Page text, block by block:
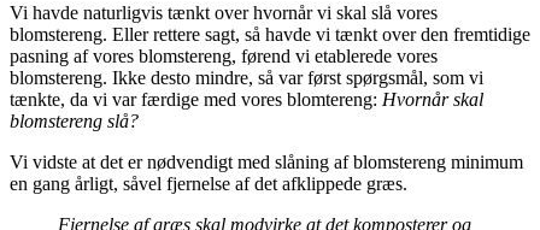
Vi havde naturligvis tænkt over hvornår vi skal slå vores
blomstereng. Eller rettere sagt, så havde vi tænkt over den fremtidige
pasning af vores blomstereng, førend vi etablerede vores
blomstereng. Ikke desto mindre, så var først spørgsmål, som vi
tænkte, da vi var færdige med vores blomtereng: Hvornår skal
blomstereng slå?
Vi vidste at det er nødvendigt med slåning af blomstereng minimum
en gang årligt, såvel fjernelse af det afklippede græs.
Fjernelse af græs skal modvirke at det komposterer og